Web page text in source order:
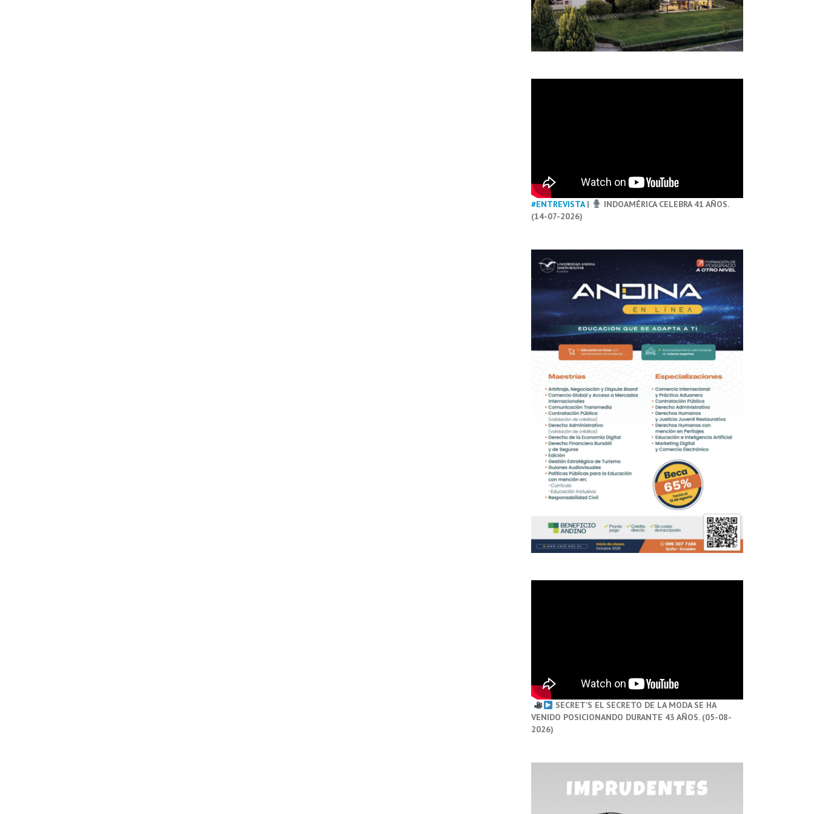
#ENTREVISTA|
INDOAMÉRICA CELEBRA 41 AÑOS.
(14-07-2026)
SECRET’S EL SECRETO DE LA MODA SE HA
VENIDO POSICIONANDO DURANTE 43 AÑOS. (05-08-
2026)